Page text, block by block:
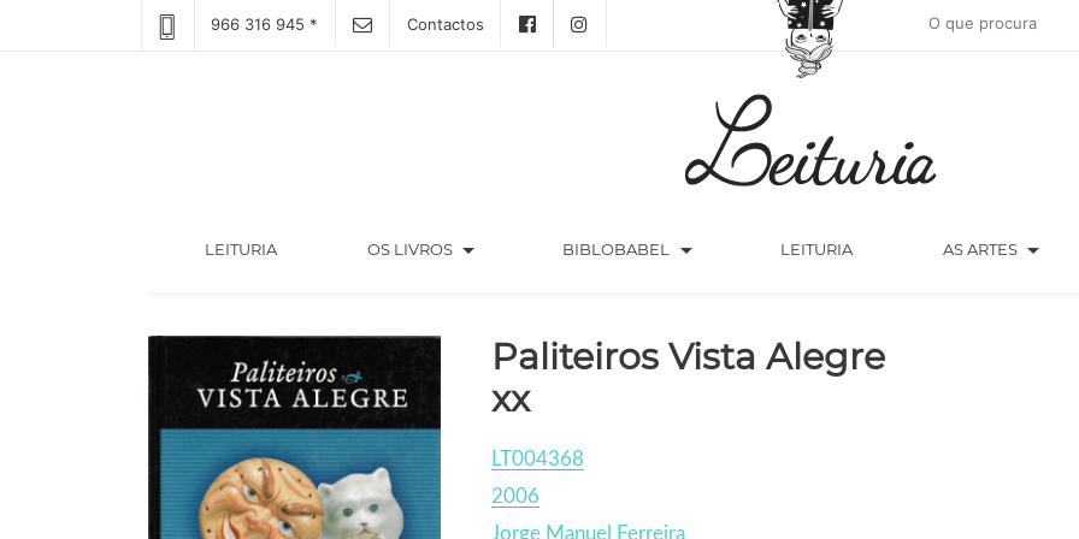
966 316 945 * Contactos
LEITURIA(CURRENT) OS LIVROS arrow_drop_down BIBLOBABEL arrow_drop_down LEITURIA AS ARTES arrow_drop_down
Paliteiros Vista Alegre
xx
LT004368
2006
Jorge Manuel Ferreira